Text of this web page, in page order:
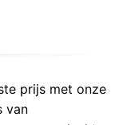
prijs met onze
van